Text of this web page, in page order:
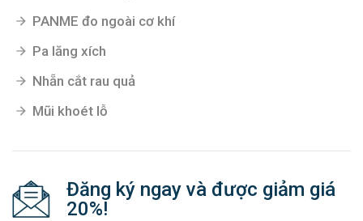
PANME đo ngoài cơ khí
Pa lăng xích
Nhẵn cắt rau quả
Mũi khoét lỗ
Đăng ký ngay và được giảm giá
20%!